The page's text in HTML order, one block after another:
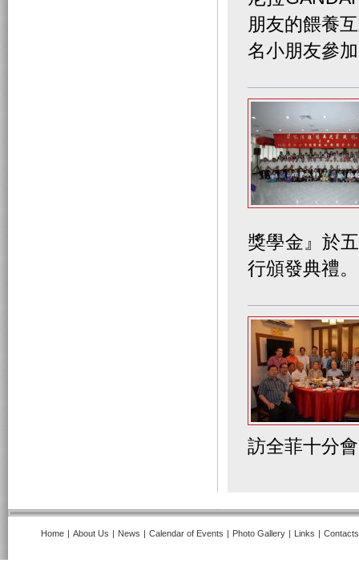
朋友的餵養
名小朋友參
獎學金』於
行頒發典禮。
訪全菲十分
Home | About Us | News | Calendar of Events | Photo Gallery | Links | Contacts